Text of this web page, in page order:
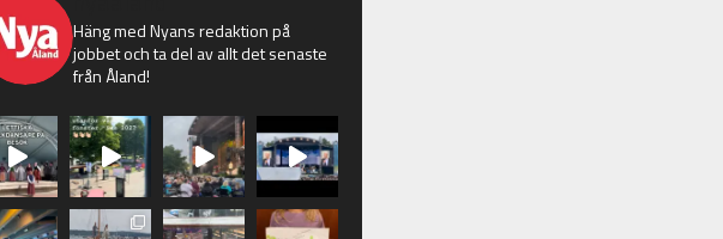
Häng med Nyans redaktion på
jobbet och ta del av allt det senaste
från Åland!